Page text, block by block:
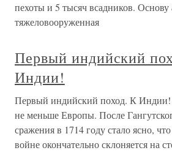
пехоты и 5 тысяч всадников. Основу
тяжеловооруженная
Первый индийский
Индии!
Первый индийский поход. К Индии!
не меньше Европы. После
сражения в 1714 году стало ясно,
войне окончательно склоняется на